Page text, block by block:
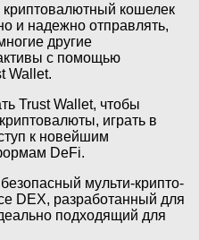
кошелек
и надежно отправлять,
другие
с помощью
Wallet.
Trust Wallet, чтобы
играть в
к новейшим
DeFi.
мульти-крипто-
DEX, разработанный для
подходящий для